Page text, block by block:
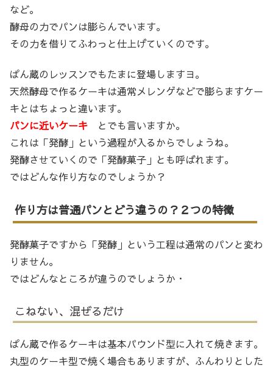
など。
酵母の力でパンは膨らんでいます。
その力を借りてふわっと仕上げていくのです。
ぱん蔵のレッスンでもたまに登場しますヨ。
天然酵母で作るケーキは通常メレンゲなどで膨らますケー
キとはちょっと違います。
パンに近いケーキ とでも言いますか。
これは「発酵」という過程が入るからでしょうね。
発酵させていくので「発酵菓子」とも呼ばれます。
ではどんな作り方なのでしょうか？
作り方は普通パンとどう違うの？２つの特徴
発酵菓子ですから「発酵」という工程は通常のパンと変わ
りません。
ではどんなところが違うのでしょうか・
こねない、混ぜるだけ
ぱん蔵で作るケーキは基本パウンド型に入れて焼きます。
丸型のケーキ型で焼く場合もありますが、ふんわりとした